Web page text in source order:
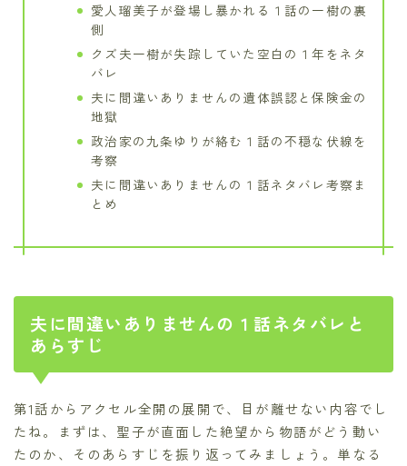
愛人瑠美子が登場し暴かれる１話の一樹の裏
側
クズ夫一樹が失踪していた空白の１年をネタ
バレ
夫に間違いありませんの遺体誤認と保険金の
地獄
政治家の九条ゆりが絡む１話の不穏な伏線を
考察
夫に間違いありませんの１話ネタバレ考察ま
とめ
夫に間違いありませんの１話ネタバレと
あらすじ
第1話からアクセル全開の展開で、目が離せない内容でし
たね。まずは、聖子が直面した絶望から物語がどう動い
たのか、そのあらすじを振り返ってみましょう。単なる